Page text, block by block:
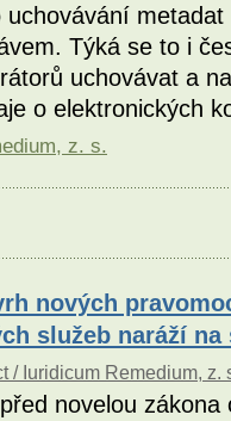
uchovávání
Týká se to i
uchovávat a
o elektronických
z. s.
nových
služeb naráží
/ Iuridicum Remedium, z.
novelou